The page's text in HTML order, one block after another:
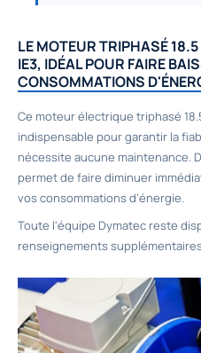
LE MOTEUR TRIPHASÉ
IE3, IDÉAL POUR FAIRE
CONSOMMATIONS
Ce moteur électrique triphasé
indispensable pour garantir la
nécessite aucune maintenance.
permet de faire diminuer
vos consommations d’énergie.
Toute l'équipe Dymatec reste
renseignements